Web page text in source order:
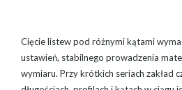
Cięcie listew pod różnymi kątami
ustawień, stabilnego prowadzenia
wymiaru. Przy krótkich seriach zakład